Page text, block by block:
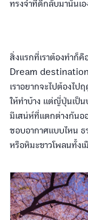
ทรงจำที่ดีกลับมานั่นเอ
สิ่งแรกที่เราต้องทำก็
Dream destination
เราอยากจะไปต้องไป
ให้ทำบ้าง แต่ญี่ปุ่นเป็น
มีเสน่ห์ที่แตกต่างกันอ
ชอบอากาศแบบไหน ธ
หรือหิมะขาวโพลนทั้งเ